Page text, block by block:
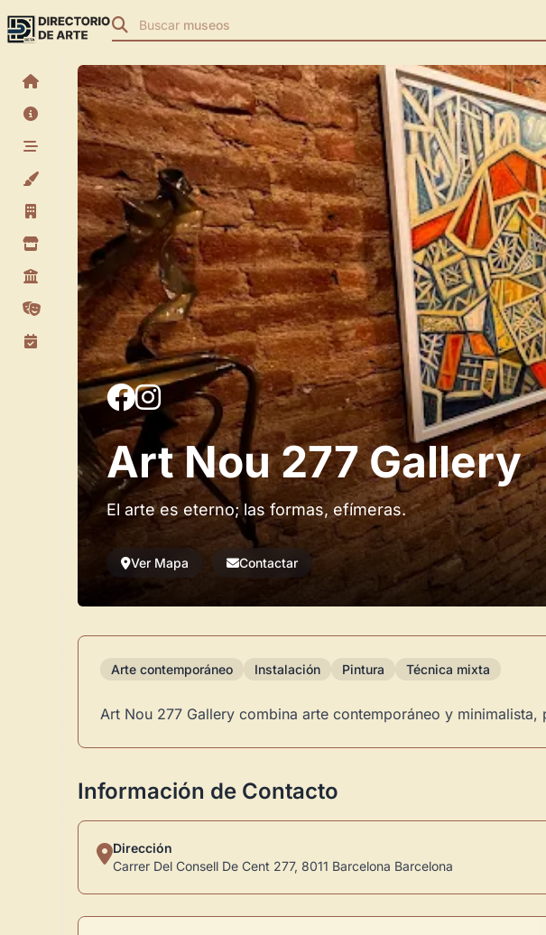
Buscar museos
Art Nou 277 Gallery
El arte es eterno; las formas, efímeras.
Ver Mapa Contactar
Arte contemporáneo Instalación Pintura Técnica mixta
Art Nou 277 Gallery combina arte contemporáneo y
Información de Contacto
Dirección
Carrer Del Consell De Cent 277, 8011 Barcelona Barcelona